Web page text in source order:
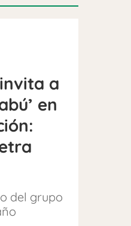
a
en
del grupo